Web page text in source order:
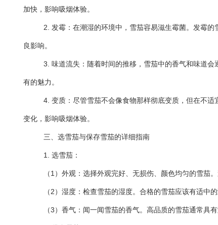
加快，影响吸烟体验。
2. 发霉：在潮湿的环境中，雪茄容易滋生霉菌。发霉
良影响。
3. 味道流失：随着时间的推移，雪茄中的香气和味道
有的魅力。
4. 变质：尽管雪茄不会像食物那样彻底变质，但在不
变化，影响吸烟体验。
三、选雪茄与保存雪茄的详细指南
1. 选雪茄：
（1）外观：选择外观完好、无损伤、颜色均匀的雪茄
（2）湿度：检查雪茄的湿度。合格的雪茄应该有适中
（3）香气：闻一闻雪茄的香气。高品质的雪茄通常具